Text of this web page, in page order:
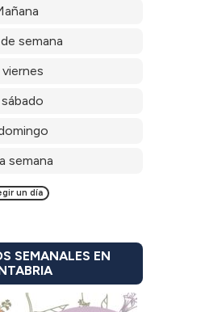
semana
viernes
sábado
semana
un día
SEMANALES EN